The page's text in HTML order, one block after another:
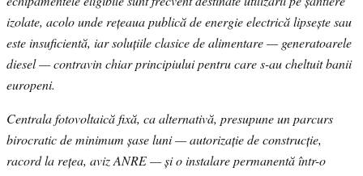
izolate, acolo unde rețeaua publică de energie electrică lipsește sau
este insuficientă, iar soluțiile clasice de alimentare — generatoarele
diesel — contravin chiar principiului pentru care s-au cheltuit banii
europeni.
Centrala fotovoltaică fixă, ca alternativă, presupune un parcurs
birocratic de minimum șase luni — autorizație de construcție,
racord la rețea, aviz ANRE — și o instalare permanentă într-o